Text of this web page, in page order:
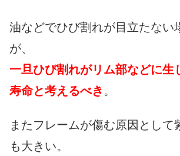
油などでひび割れが目立たない
が、
一旦ひび割れがリム部などに生
寿命と考えるべき 。
またフレームが傷む原因として
も大きい。